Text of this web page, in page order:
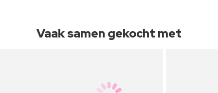
Vaak samen gekocht met